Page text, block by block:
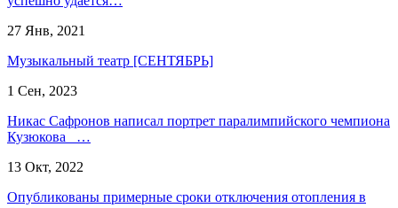
27 Янв, 2021
Музыкальный театр [СЕНТЯБРЬ]
1 Сен, 2023
Никас Сафронов написал портрет паралимпийского чемпиона
Кузюкова …
13 Окт, 2022
Опубликованы примерные сроки отключения отопления в